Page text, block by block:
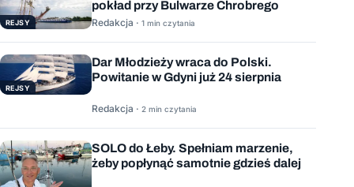
REJSY
pokład przy Bulwarze Chrobrego
Redakcja · 1 min czytania
REJSY
Dar Młodzieży wraca do Polski.
Powitanie w Gdyni już 24 sierpnia
Redakcja · 2 min czytania
SOLO do Łeby. Spełniam marzenie,
żeby popłynąć samotnie gdzieś dalej